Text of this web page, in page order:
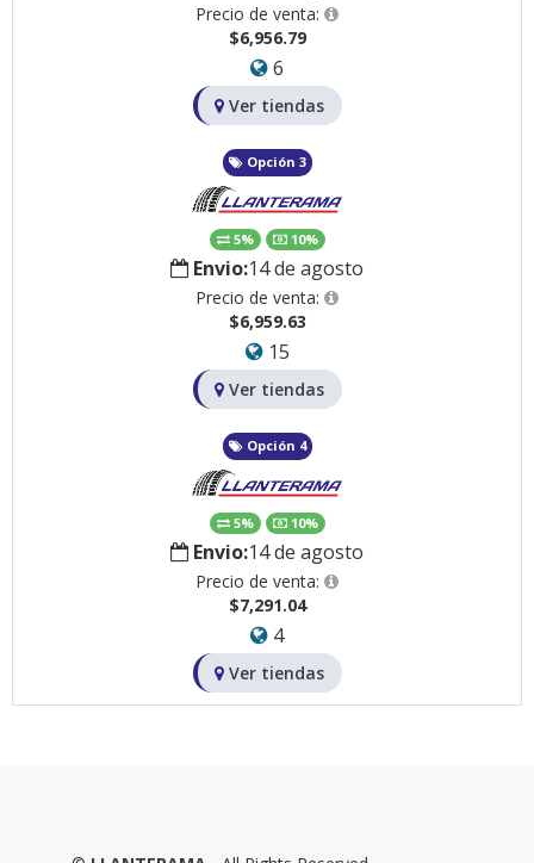
Precio de venta:
$6,956.79
6
Ver tiendas
Opción 3
5% 10%
Envio:14 de agosto
Precio de venta:
$6,959.63
15
Ver tiendas
Opción 4
5% 10%
Envio:14 de agosto
Precio de venta:
$7,291.04
4
Ver tiendas